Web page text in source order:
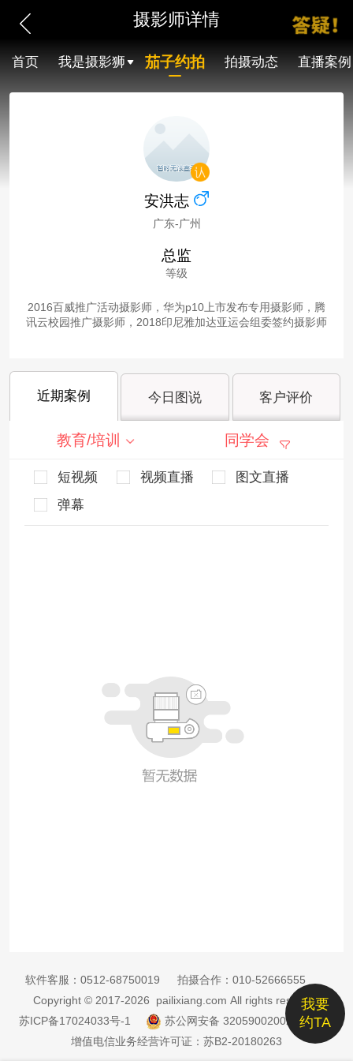
摄影师详情
首页 我是摄影狮 茄子约拍 拍摄动态 直播案例
安洪志
广东-广州
总监
等级
2016百威推广活动摄影师，华为p10上市发布专用摄影师，腾
讯云校园推广摄影师，2018印尼雅加达亚运会组委签约摄影师
近期案例 今日图说 客户评价
教育/培训 同学会
短视频 视频直播
图文直播
弹幕
我要
约TA
软件客服： 0512-68750019 拍摄合作： 010-52666555
Copyright © 2017-2026 pailixiang.com All rights reserved
苏ICP备17024033号-1
苏公网安备 32059002002885号
增值电信业务经营许可证：苏B2-20180263